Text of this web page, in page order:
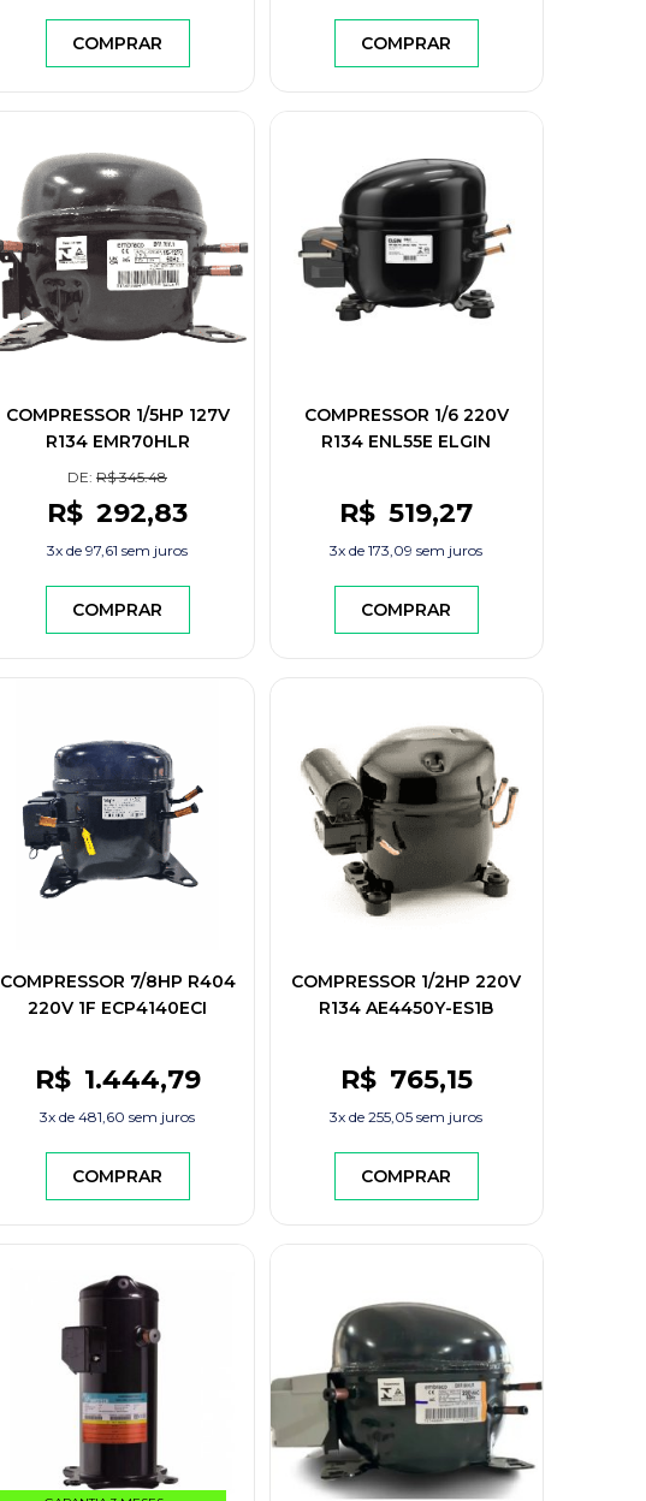
COMPRAR COMPRAR
COMPRESSOR 1/5HP 127V
R134 EMR70HLR
DE: R$ 345.48
R$ 292,83
3x de 97,61 sem juros
COMPRAR
COMPRESSOR 1/6 220V
R134 ENL55E ELGIN
R$ 519,27
3x de 173,09 sem juros
COMPRAR
COMPRESSOR 7/8HP R404
220V 1F ECP4140ECI
R$ 1.444,79
3x de 481,60 sem juros
COMPRAR
COMPRESSOR 1/2HP 220V
R134 AE4450Y-ES1B
R$ 765,15
3x de 255,05 sem juros
COMPRAR